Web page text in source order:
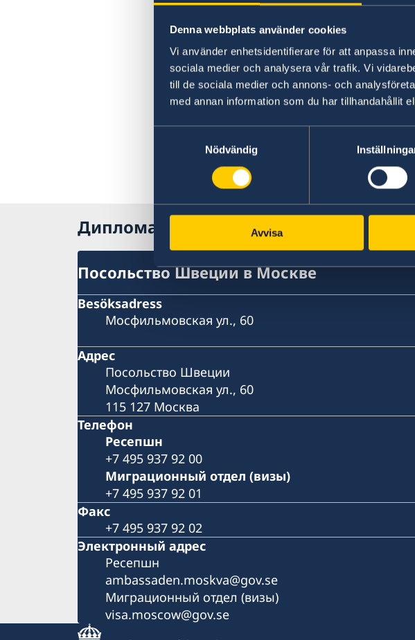
Denna webbplats använder cookies
Vi använder enhetsidentifierare för att anpassa
sociala medier och analysera vår trafik. Vi
till de sociala medier och annons- och
med annan information som du har tillhandahållit
Nödvändig
Avvisa
17 мар. 2020
2 3
Дипломатические предствительства
Посольство Швеции в Москве
Besöksadress
Мосфильмовская ул., 60
Адрес
Посольство Швеции
Мосфильмовская ул., 60
115 127 Москва
Телефон
Pесепшн
+7 495 937 92 00
Миграционный отдел (визы)
+7 495 937 92 01
Факс
+7 495 937 92 02
Электронный адрес
Pесепшн
ambassaden.moskva@gov.se
Миграционный отдел (визы)
visa.moscow@gov.se